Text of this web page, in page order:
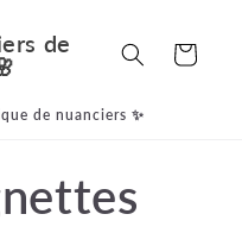
de
Panier
de nuanciers ✨